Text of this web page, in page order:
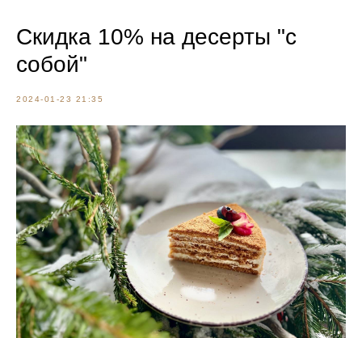
Скидка 10% на десерты "с
собой"
2024-01-23 21:35